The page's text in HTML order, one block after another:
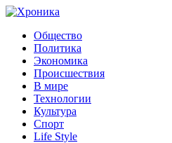
Общество
Политика
Экономика
Происшествия
В мире
Технологии
Культура
Спорт
Life Style